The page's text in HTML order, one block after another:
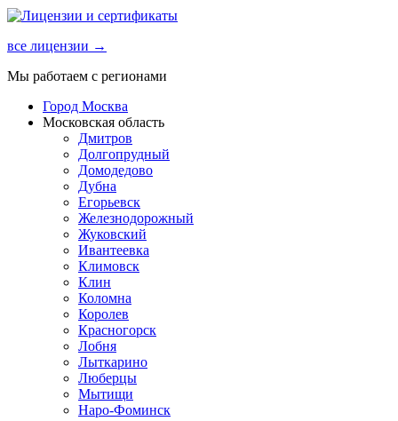
все лицензии →
Мы работаем с регионами
Город Москва
Московская область
Дмитров
Долгопрудный
Домодедово
Дубна
Егорьевск
Железнодорожный
Жуковский
Ивантеевка
Климовск
Клин
Коломна
Королев
Красногорск
Лобня
Лыткарино
Люберцы
Мытищи
Наро-Фоминск